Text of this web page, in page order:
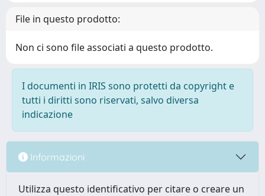
File in questo prodotto:
Non ci sono file associati a questo prodotto.
I documenti in IRIS sono protetti da copyright e
tutti i diritti sono riservati, salvo diversa
indicazione
Informazioni
Utilizza questo identificativo per citare o creare un